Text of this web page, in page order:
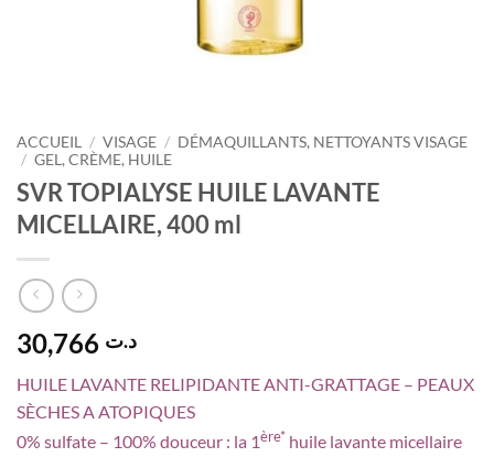
ACCUEIL / VISAGE / DÉMAQUILLANTS, NETTOYANTS VISAGE
/ GEL, CRÈME, HUILE
SVR TOPIALYSE HUILE LAVANTE
MICELLAIRE, 400 ml
د.ت
HUILE LAVANTE RELIPIDANTE ANTI-GRATTAGE – PEAUX
SÈCHES A ATOPIQUES
0% sulfate – 100% douceur : la 1ère* huile lavante micellaire